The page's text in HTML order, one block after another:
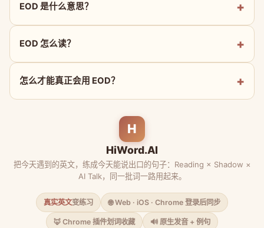
EOD 是什么意思？
EOD 怎么读？
怎么才能真正会用 EOD？
H
HiWord.AI
把今天遇到的英文，练成今天能说出口的句子：Reading × Shadow ×
AI Talk，同一批词一路用起来。
真实英文变练习 🌐 Web · iOS · Chrome 登录后同步
🦊 Chrome 插件划词收藏 🔊 原生发音 + 例句